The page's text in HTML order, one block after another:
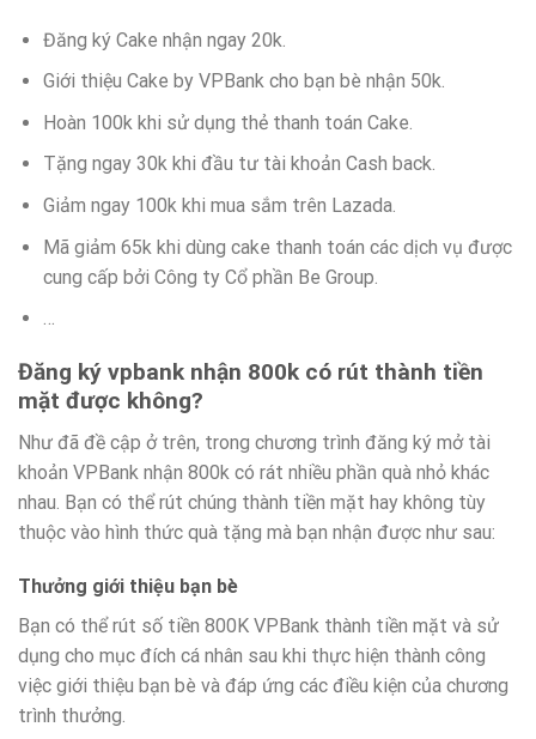
Đăng ký Cake nhận ngay 20k.
Giới thiệu Cake by VPBank cho bạn bè nhận 50k.
Hoàn 100k khi sử dụng thẻ thanh toán Cake.
Tặng ngay 30k khi đầu tư tài khoản Cash back.
Giảm ngay 100k khi mua sắm trên Lazada.
Mã giảm 65k khi dùng cake thanh toán các dịch vụ được
cung cấp bởi Công ty Cổ phần Be Group.
…
Đăng ký vpbank nhận 800k có rút thành tiền
mặt được không?
Như đã đề cập ở trên, trong chương trình đăng ký mở tài
khoản VPBank nhận 800k có rát nhiều phần quà nhỏ khác
nhau. Bạn có thể rút chúng thành tiền mặt hay không tùy
thuộc vào hình thức quà tặng mà bạn nhận được như sau:
Thưởng giới thiệu bạn bè
Bạn có thể rút số tiền 800K VPBank thành tiền mặt và sử
dụng cho mục đích cá nhân sau khi thực hiện thành công
việc giới thiệu bạn bè và đáp ứng các điều kiện của chương
trình thưởng.